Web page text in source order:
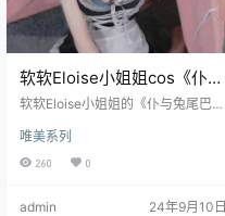
软软Eloise小姐姐cos《仆与
兔尾巴》图片赏析
软软Eloise小姐姐的《仆与兔尾巴》
的结合，体现了她独特的扮演风
格。通过.
唯美系列
260 0
admin 24年9月10日